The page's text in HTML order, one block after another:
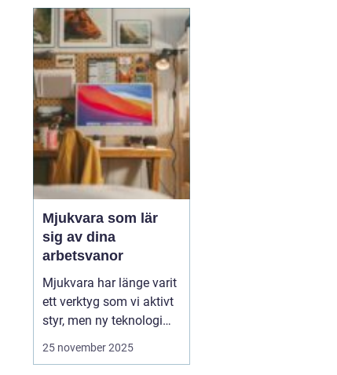
överväldigande, och
kliniksystem för en
veterinär blir verktyget
som underlättar denna
börda. G...
Mjukvara som lär
sig av dina
arbetsvanor
Mjukvara har länge varit
ett verktyg som vi aktivt
styr, men ny teknologi
gör att program idag kan
25 november 2025